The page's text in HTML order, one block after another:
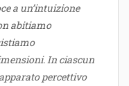
a un’intuizione
abitiamo
In ciascun
percettivo